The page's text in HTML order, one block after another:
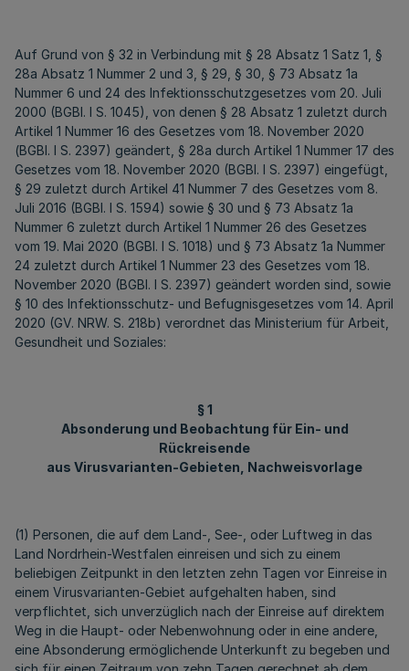
Auf Grund von § 32 in Verbindung mit § 28 Absatz 1 Satz 1, §
28a Absatz 1 Nummer 2 und 3, § 29, § 30, § 73 Absatz 1a
Nummer 6 und 24 des Infektionsschutzgesetzes vom 20. Juli
2000 (BGBl. I S. 1045), von denen § 28 Absatz 1 zuletzt durch
Artikel 1 Nummer 16 des Gesetzes vom 18. November 2020
(BGBl. I S. 2397) geändert, § 28a durch Artikel 1 Nummer 17 des
Gesetzes vom 18. November 2020 (BGBl. I S. 2397) eingefügt,
§ 29 zuletzt durch Artikel 41 Nummer 7 des Gesetzes vom 8.
Juli 2016 (BGBl. I S. 1594) sowie § 30 und § 73 Absatz 1a
Nummer 6 zuletzt durch Artikel 1 Nummer 26 des Gesetzes
vom 19. Mai 2020 (BGBl. I S. 1018) und § 73 Absatz 1a Nummer
24 zuletzt durch Artikel 1 Nummer 23 des Gesetzes vom 18.
November 2020 (BGBl. I S. 2397) geändert worden sind, sowie
§ 10 des Infektionsschutz- und Befugnisgesetzes vom 14. April
2020 (GV. NRW. S. 218b) verordnet das Ministerium für Arbeit,
Gesundheit und Soziales:
§ 1
Absonderung und Beobachtung für Ein- und
Rückreisende
aus Virusvarianten-Gebieten, Nachweisvorlage
(1) Personen, die auf dem Land-, See-, oder Luftweg in das
Land Nordrhein-Westfalen einreisen und sich zu einem
beliebigen Zeitpunkt in den letzten zehn Tagen vor Einreise in
einem Virusvarianten-Gebiet aufgehalten haben, sind
verpflichtet, sich unverzüglich nach der Einreise auf direktem
Weg in die Haupt- oder Nebenwohnung oder in eine andere,
eine Absonderung ermöglichende Unterkunft zu begeben und